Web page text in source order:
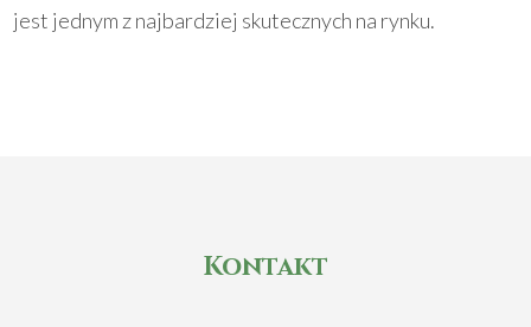
jest jednym z najbardziej skutecznych na rynku.
Kontakt